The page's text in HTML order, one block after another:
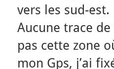
vers les sud-est.
Aucune trace
pas cette zone
mon Gps, j’ai